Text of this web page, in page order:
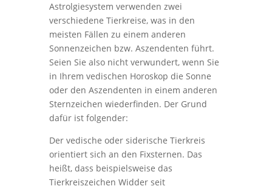
Astrolgiesystem verwenden zwei
verschiedene Tierkreise, was in den
meisten Fällen zu einem anderen
Sonnenzeichen bzw. Aszendenten führt.
Seien Sie also nicht verwundert, wenn Sie
in Ihrem vedischen Horoskop die Sonne
oder den Aszendenten in einem anderen
Sternzeichen wiederfinden. Der Grund
dafür ist folgender:
Der vedische oder siderische Tierkreis
orientiert sich an den Fixsternen. Das
heißt, dass beispielsweise das
Tierkreiszeichen Widder seit